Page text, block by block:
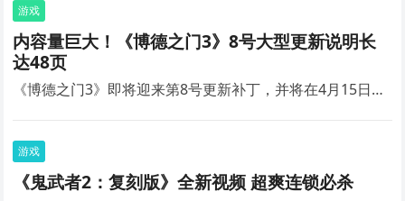
游戏
内容量巨大！《博德之门3》8号大型更新说明长
达48页
《博德之门3》即将迎来第8号更新补丁，并将在4月15日…
游戏
《鬼武者2：复刻版》全新视频 超爽连锁必杀